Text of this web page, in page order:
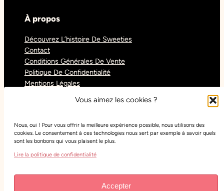
Vous aimez les cookies ?
Nous, oui ! Pour vous offrir la meilleure expérience possible, nous utilisons des
cookies. Le consentement à ces technologies nous sert par exemple à savoir quels
sont les bonbons qui vous plaisent le plus.
Lire la politique de confidentialité
Accepter
À propos
Découvrez L’histoire De Sweeties
Contact
Conditions Générales De Vente
Politique De Confidentialité
Mentions Légales
Réseaux sociaux
Instagram